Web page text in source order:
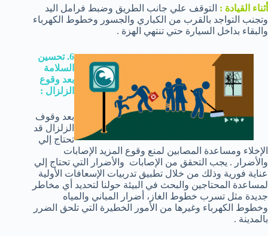
أثناء القيادة : التوقف علي جانب الطريق وضبط فرامل اليد
وتجنب التواجد بالقرب من الكباري والجسور وخطوط الكهرباء
والبقاء بداخل السيارة حتي تنتهي الهزة .
6. تحسين
السلامة
بعد وقوع
الزلزال :
بعد وقوف
الزلزال قد
تحتاج إلي
الإخلاء ومساعدة المصابين لمنع وقوع المزيد الإصابات
والأضرار . يجب التحقق من الإصابات والأضرار التي تحتاج إلي
عناية فورية وذلك من خلال تطبيق تدربيات الإسعافات الأولية
لمساعدة المحتاجين والبحث في البيئة حولنا لتحديد أي مخاطر
جديدة مثل تسرب خطوط الغاز، أضرار المباني والمياه
وخطوط الكهرباء وغيرها من الأمور الخطيرة التي تلحق الضرر
بالمدينة .